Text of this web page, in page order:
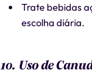
Trate bebidas
escolha diária.
10. Uso de